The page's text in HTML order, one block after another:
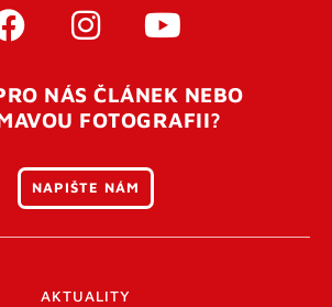
registrace je potřeba
Po úspěšném odeslání
se váš účet ověří a můžete se
zkontrolovat složku SPAM ve
NÁS ČLÁNEK NEBO
FOTOGRAFII?
NAPIŠTE NÁM
AKTUALITY